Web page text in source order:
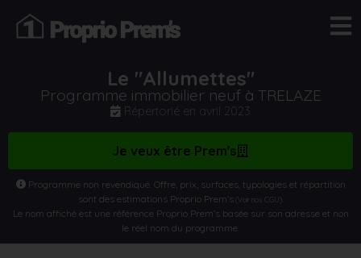
Le "Allumettes"
Programme immobilier neuf à TRELAZE
Répertorié en avril 2023
Je veux être Prem's
Programme non revendiqué. Offre, prix, surfaces, typologies et répartition
sont des estimations Proprio Prem’s(Voir nos CGU)
Le nom affiché est une référence Proprio Prem’s basée sur son adresse et non
le réel nom du programme.